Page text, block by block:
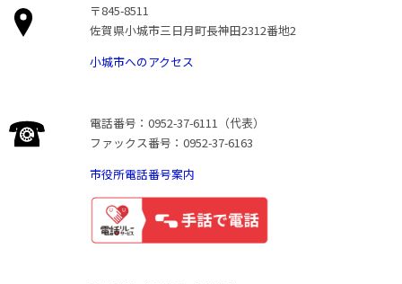
〒845-8511
佐賀県小城市三日月町長神田2312番地2
小城市へのアクセス
電話番号：0952-37-6111（代表）
ファックス番号：0952-37-6163
市役所電話番号案内